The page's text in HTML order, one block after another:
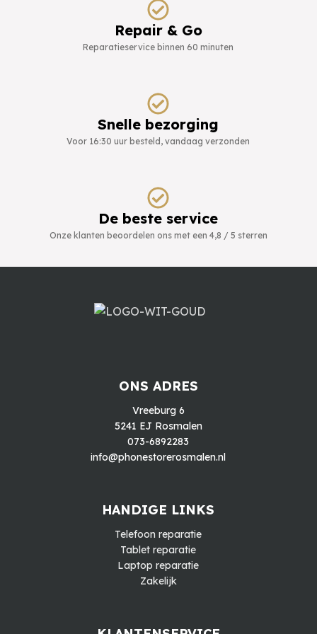
Repair & Go
Reparatieservice binnen 60 minuten
Snelle bezorging
Voor 16:30 uur besteld, vandaag verzonden
De beste service
Onze klanten beoordelen ons met een 4,8 / 5 sterren
ONS ADRES
Vreeburg 6
5241 EJ Rosmalen
073-6892283
info@phonestorerosmalen.nl
HANDIGE LINKS
Telefoon reparatie
Tablet reparatie
Laptop reparatie
Zakelijk